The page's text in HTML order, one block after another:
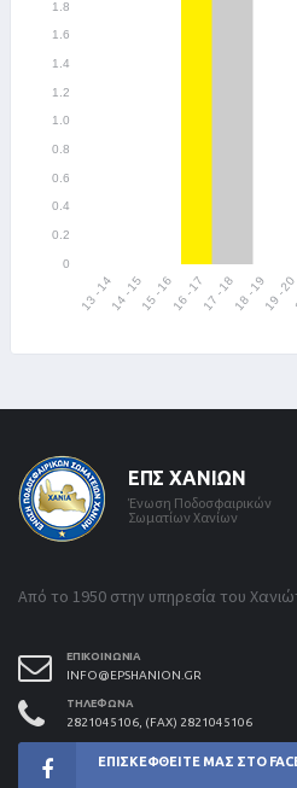
ΕΠΣ ΧΑΝΊΩΝ
Ένωση Ποδοσφαιρικών
Σωματίων Χανίων
Από το 1950 στην υπηρεσία του
ΕΠΙΚΟΙΝΩΝΊΑ
INFO@EPSHANION.GR
ΤΗΛΈΦΩΝΑ
2821045106, (FAX) 2821045106
ΕΠΙΣΚΕΦΘΕΊΤΕ ΜΑΣ ΣΤΟ